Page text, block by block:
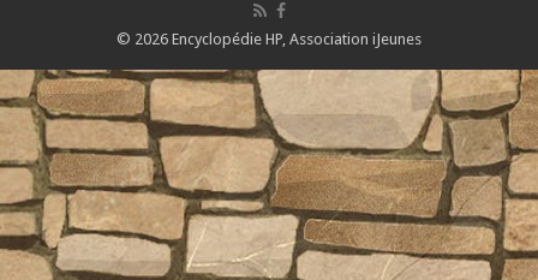
© 2026 Encyclopédie HP, Association iJeunes